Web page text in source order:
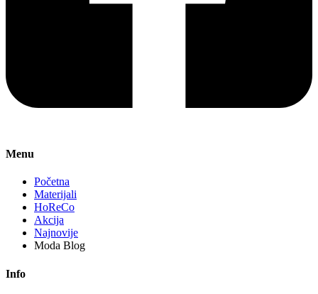
Menu
Početna
Materijali
HoReCo
Akcija
Najnovije
Moda Blog
Info